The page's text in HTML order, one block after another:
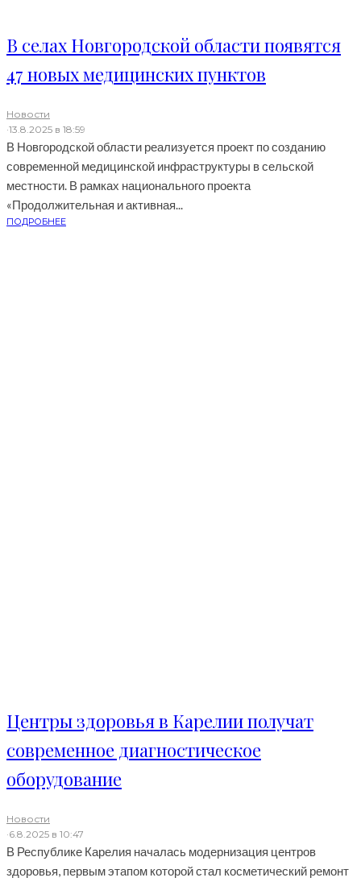
В селах Новгородской области появятся
47 новых медицинских пунктов
Новости
·13.8.2025 в 18:59
В Новгородской области реализуется проект по созданию
современной медицинской инфраструктуры в сельской
местности. В рамках национального проекта
«Продолжительная и активная...
ПОДРОБНЕЕ
Центры здоровья в Карелии получат
современное диагностическое
оборудование
Новости
·6.8.2025 в 10:47
В Республике Карелия началась модернизация центров
здоровья, первым этапом которой стал косметический ремонт